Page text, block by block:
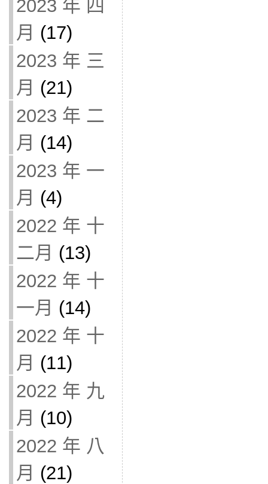
2023 年 四
月 (17)
2023 年 三
月 (21)
2023 年 二
月 (14)
2023 年 一
月 (4)
2022 年 十
二月 (13)
2022 年 十
一月 (14)
2022 年 十
月 (11)
2022 年 九
月 (10)
2022 年 八
月 (21)